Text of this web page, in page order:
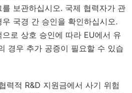
보관하십시오. 국제 협력자가 관
국경 간 승인을 확인하십시오.
로 상호 승인에 따라 EU에서 유
경우 추가 공증이 필요할 수 있습
력적 R&D 지원금에서 사기 위험